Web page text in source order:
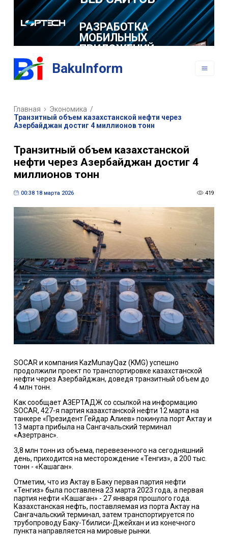
РАЗРАБОТКА
МОБИЛЬНЫХ
ПРИЛОЖЕНИЙ
BakuInform
Главная Экономика /
Транзитный объем казахстанской нефти через
Азербайджан достиг 4 миллионов тонн
Транзитный объем казахстанской
нефти через Азербайджан достиг 4
миллионов тонн
00:38 18 марта 2026 419
SOCAR и компания KazMunayQaz (KMG) успешно
продолжили проект по транспортировке казахстанской
нефти через Азербайджан, доведя транзитный объем до
4 млн тонн.
Как сообщает АЗЕРТАДЖ со ссылкой на информацию
SOCAR, 427-я партия казахстанской нефти 12 марта на
танкере «Президент Гейдар Алиев» покинула порт Актау и
13 марта прибыла на Сангачальский терминал
«Азертранс».
3,8 млн тонн из объема, перевезенного на сегодняшний
день, приходится на месторождение «Тенгиз», а 200 тыс.
тонн - «Кашаган».
Отметим, что из Актау в Баку первая партия нефти
«Тенгиз» была поставлена 23 марта 2023 года, а первая
партия нефти «Кашаган» - 27 января прошлого года.
Казахстанская нефть, поставляемая из порта Актау на
Сангачальский терминал, затем транспортируется по
трубопроводу Баку-Тбилиси-Джейхан и из конечного
пункта направляется на мировые рынки.